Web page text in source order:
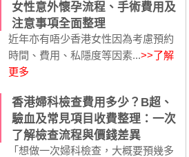
女性意外懷孕流程、手術費用及
注意事項全面整理
近年亦有唔少香港女性因為考慮預約
時間、費用、私隱度等因素...>>了解
更多
香港婦科檢查費用多少？B超、
驗血及常見項目收費整理：一次
了解檢查流程與價錢差異
「想做一次婦科檢查，大概要預幾多